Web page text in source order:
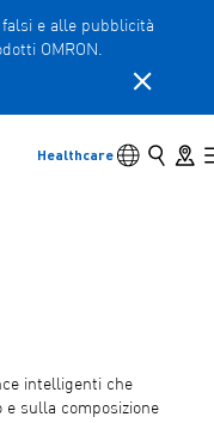
e alle pubblicità
OMRON.
Chiudere
Healthcare Cerca
intelligenti che
sulla composizione